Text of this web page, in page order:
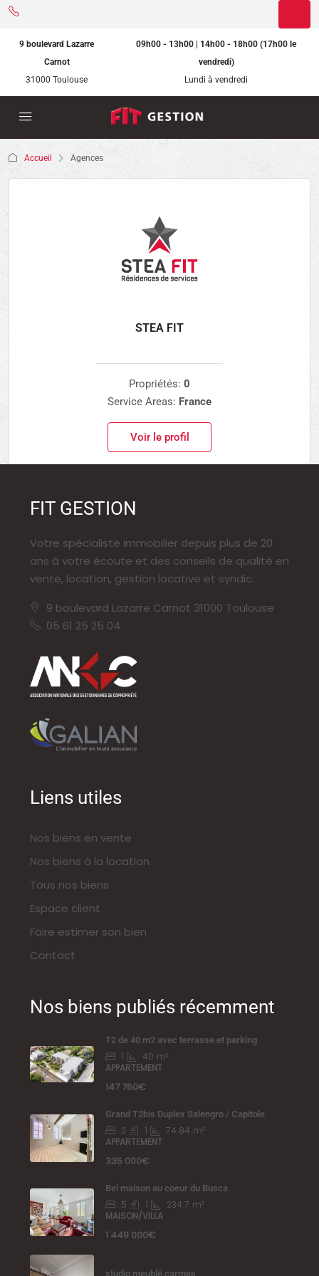
9 boulevard Lazarre
Carnot
31000 Toulouse
09h00 - 13h00 | 14h00 - 18h00 (17h00 le
vendredi)
Lundi à vendredi
Accueil Agences
STEA FIT
Propriétés: 0
Service Areas: France
Voir le profil
FIT GESTION
Votre spécialiste immobilier depuis plus de 20
ans à votre écoute et des conseils de qualité en
vente, location, gestion locative et syndic.
9 boulevard Lazarre Carnot 31000 Toulouse
05 61 25 25 04
Liens utiles
Nos biens en vente
Nos biens à la location
Tous nos biens
Espace client
Faire estimer son bien
Contact
Nos biens publiés récemment
T2 de 40 m2 avec terrasse et parking
1 40 m²
APPARTEMENT
147 760€
Grand T2bis Duplex Salengro / Capitole
2 1 74.84 m²
APPARTEMENT
335 000€
Bel maison au coeur du Busca
5 1 234.7 m²
MAISON/VILLA
1 449 000€
studio meublé carmes